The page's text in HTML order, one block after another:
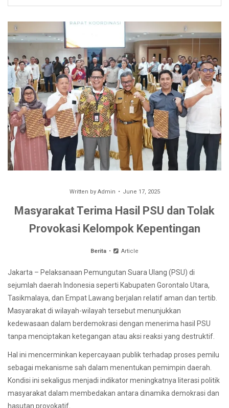
Written by Admin June 17, 2025
Masyarakat Terima Hasil PSU dan Tolak
Provokasi Kelompok Kepentingan
Berita Article
Jakarta – Pelaksanaan Pemungutan Suara Ulang (PSU) di
sejumlah daerah Indonesia seperti Kabupaten Gorontalo Utara,
Tasikmalaya, dan Empat Lawang berjalan relatif aman dan tertib.
Masyarakat di wilayah-wilayah tersebut menunjukkan
kedewasaan dalam berdemokrasi dengan menerima hasil PSU
tanpa menciptakan ketegangan atau aksi reaksi yang destruktif.
Hal ini mencerminkan kepercayaan publik terhadap proses pemilu
sebagai mekanisme sah dalam menentukan pemimpin daerah.
Kondisi ini sekaligus menjadi indikator meningkatnya literasi politik
masyarakat dalam membedakan antara dinamika demokrasi dan
hasutan provokatif.